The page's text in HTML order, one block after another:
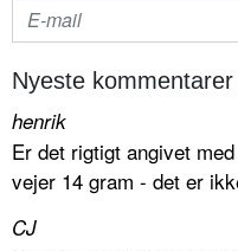
Nyeste kommentarer
henrik
Er det rigtigt angivet
vejer 14 gram - det er
CJ